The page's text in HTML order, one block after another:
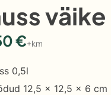
väike
€+km
0,5l
12,5 x 12,5 x 6 cm